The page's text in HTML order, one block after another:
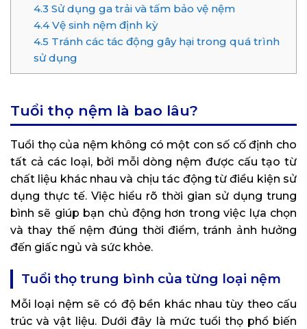
4.3 Sử dụng ga trải và tấm bảo vệ nệm
4.4Vệ sinh nệm định kỳ
4.5 Tránh các tác động gây hại trong quá trình
sử dụng
Tuổi thọ nệm là bao lâu?
Tuổi thọ của nệm không có một con số cố định cho
tất cả các loại, bởi mỗi dòng nệm được cấu tạo từ
chất liệu khác nhau và chịu tác động từ điều kiện sử
dụng thực tế. Việc hiểu rõ thời gian sử dụng trung
bình sẽ giúp bạn chủ động hơn trong việc lựa chọn
và thay thế nệm đúng thời điểm, tránh ảnh hưởng
đến giấc ngủ và sức khỏe.
Tuổi thọ trung bình của từng loại nệm
Mỗi loại nệm sẽ có độ bền khác nhau tùy theo cấu
trúc và vật liệu. Dưới đây là mức tuổi thọ phổ biến